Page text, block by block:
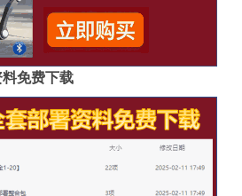
免费下载